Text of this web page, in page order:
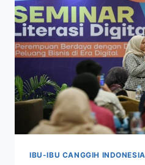
IBU-IBU CANGGIH INDONESIA